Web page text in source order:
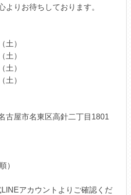
よりお待ちしております。
土）
土）
土）
土）
古屋市名東区高針二丁目1801
）
アカウントよりご確認くだ